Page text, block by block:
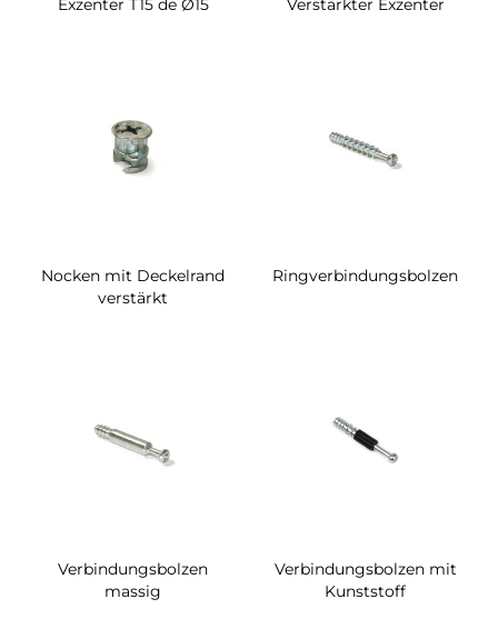
Exzenter T15 de Ø15 Verstärkter Exzenter
Nocken mit Deckelrand
verstärkt
Ringverbindungsbolzen
Verbindungsbolzen
massig
Verbindungsbolzen mit
Kunststoff